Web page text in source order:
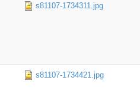
s81107-1734311.jpg
s81107-1734421.jpg